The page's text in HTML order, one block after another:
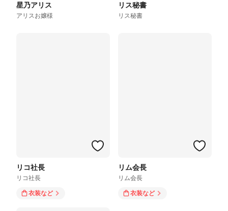
星乃アリス
アリスお嬢様
リス秘書
リス秘書
リコ社長
リコ社長
衣装など
リム会長
リム会長
衣装など